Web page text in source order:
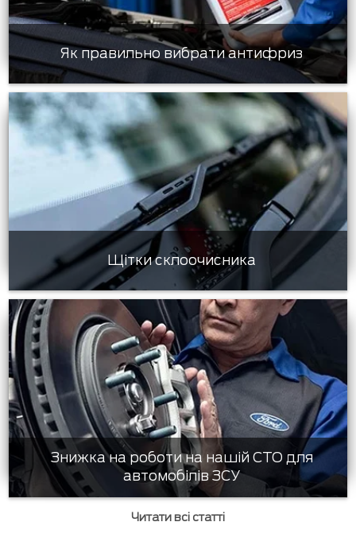
Як правильно вибрати антифриз
Щітки склоочисника
Знижка на роботи на нашій СТО для
автомобілів ЗСУ
Читати всі статті